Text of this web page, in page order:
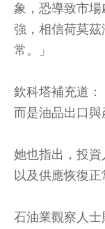
象，恐導致市
強，相信荷莫
常。」
欽科塔補充道：
而是油品出口與
她也指出，投資
以及供應恢復正
石油業觀察人